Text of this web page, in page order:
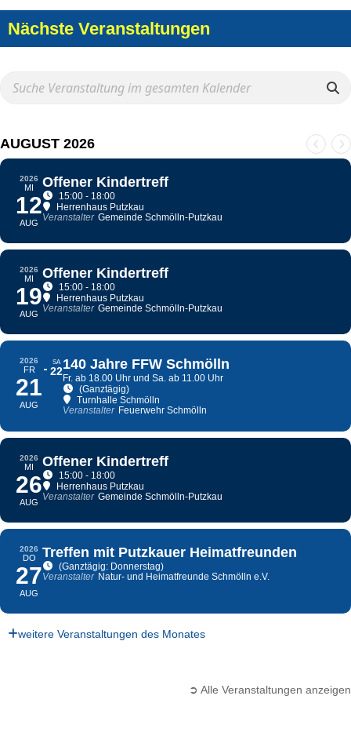
Nächste Veranstaltungen
AUGUST 2026
2026
MI
12
AUG
Offener Kindertreff
15:00 - 18:00
Herrenhaus Putzkau
Veranstalter Gemeinde Schmölln-Putzkau
2026
MI
19
AUG
Offener Kindertreff
15:00 - 18:00
Herrenhaus Putzkau
Veranstalter Gemeinde Schmölln-Putzkau
2026
FR
21
AUG
SA
22140 Jahre FFW Schmölln
Fr. ab 18.00 Uhr und Sa. ab 11.00 Uhr
(Ganztägig)
Turnhalle Schmölln
Veranstalter Feuerwehr Schmölln
2026
MI
26
AUG
Offener Kindertreff
15:00 - 18:00
Herrenhaus Putzkau
Veranstalter Gemeinde Schmölln-Putzkau
2026
DO
27
AUG
Treffen mit Putzkauer Heimatfreunden
(Ganztägig: Donnerstag)
Veranstalter Natur- und Heimatfreunde Schmölln e.V.
weitere Veranstaltungen des Monates
➲ Alle Veranstaltungen anzeigen